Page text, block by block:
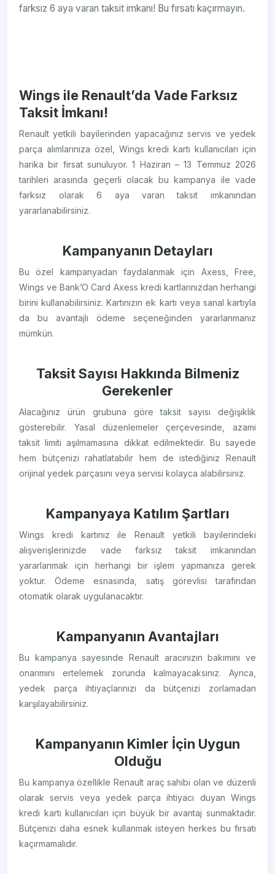
farksız 6 aya varan taksit imkanı! Bu fırsatı kaçırmayın.
Wings ile Renault’da Vade Farksız
Taksit İmkanı!
Renault yetkili bayilerinden yapacağınız servis ve yedek
parça alımlarınıza özel, Wings kredi kartı kullanıcıları için
harika bir fırsat sunuluyor. 1 Haziran – 13 Temmuz 2026
tarihleri arasında geçerli olacak bu kampanya ile vade
farksız olarak 6 aya varan taksit imkanından
yararlanabilirsiniz.
Kampanyanın Detayları
Bu özel kampanyadan faydalanmak için Axess, Free,
Wings ve Bank’O Card Axess kredi kartlarınızdan herhangi
birini kullanabilirsiniz. Kartınızın ek kartı veya sanal kartıyla
da bu avantajlı ödeme seçeneğinden yararlanmanız
mümkün.
Taksit Sayısı Hakkında Bilmeniz
Gerekenler
Alacağınız ürün grubuna göre taksit sayısı değişiklik
gösterebilir. Yasal düzenlemeler çerçevesinde, azami
taksit limiti aşılmamasına dikkat edilmektedir. Bu sayede
hem bütçenizi rahatlatabilir hem de istediğiniz Renault
orijinal yedek parçasını veya servisi kolayca alabilirsiniz.
Kampanyaya Katılım Şartları
Wings kredi kartınız ile Renault yetkili bayilerindeki
alışverişlerinizde vade farksız taksit imkanından
yararlanmak için herhangi bir işlem yapmanıza gerek
yoktur. Ödeme esnasında, satış görevlisi tarafından
otomatik olarak uygulanacaktır.
Kampanyanın Avantajları
Bu kampanya sayesinde Renault aracınızın bakımını ve
onarımını ertelemek zorunda kalmayacaksınız. Ayrıca,
yedek parça ihtiyaçlarınızı da bütçenizi zorlamadan
karşılayabilirsiniz.
Kampanyanın Kimler İçin Uygun
Olduğu
Bu kampanya özellikle Renault araç sahibi olan ve düzenli
olarak servis veya yedek parça ihtiyacı duyan Wings
kredi kartı kullanıcıları için büyük bir avantaj sunmaktadır.
Bütçenizi daha esnek kullanmak isteyen herkes bu fırsatı
kaçırmamalıdır.